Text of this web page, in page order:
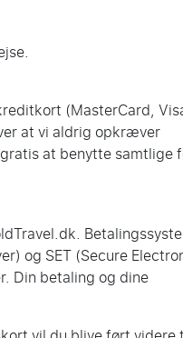
(MasterCard,
at vi aldrig opkræver
at benytte samtlige
og SET (Secure
Din betaling og dine